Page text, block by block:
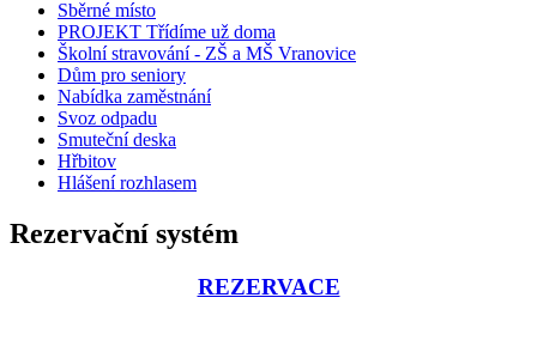
Sběrné místo
PROJEKT Třídíme už doma
Školní stravování - ZŠ a MŠ Vranovice
Dům pro seniory
Nabídka zaměstnání
Svoz odpadu
Smuteční deska
Hřbitov
Hlášení rozhlasem
Rezervační systém
REZERVACE